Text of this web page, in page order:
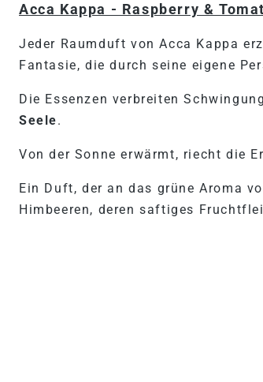
Acca Kappa - Raspberry &
Jeder Raumduft von Acca Kappa
Fantasie, die durch seine eigene
Die Essenzen verbreiten
Seele.
Von der Sonne erwärmt, riecht die
Ein Duft, der an das grüne Aroma
Himbeeren, deren saftiges